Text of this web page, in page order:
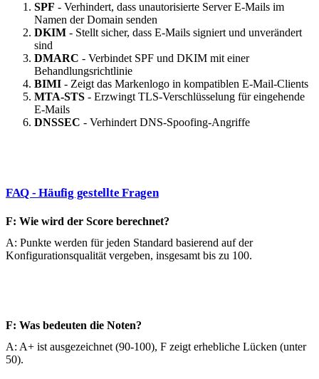
SPF - Verhindert, dass unautorisierte Server E-Mails im
Namen der Domain senden
DKIM - Stellt sicher, dass E-Mails signiert und unverändert
sind
DMARC - Verbindet SPF und DKIM mit einer
Behandlungsrichtlinie
BIMI - Zeigt das Markenlogo in kompatiblen E-Mail-Clients
MTA-STS - Erzwingt TLS-Verschlüsselung für eingehende
E-Mails
DNSSEC - Verhindert DNS-Spoofing-Angriffe
FAQ - Häufig gestellte Fragen
F: Wie wird der Score berechnet?
A: Punkte werden für jeden Standard basierend auf der
Konfigurationsqualität vergeben, insgesamt bis zu 100.
F: Was bedeuten die Noten?
A: A+ ist ausgezeichnet (90-100), F zeigt erhebliche Lücken (unter
50).